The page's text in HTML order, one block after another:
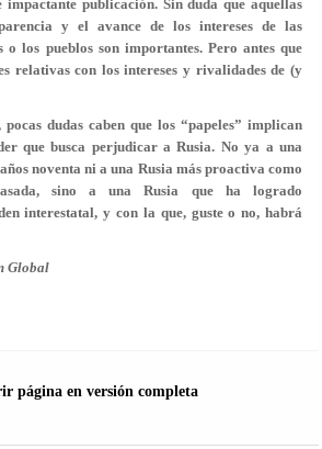
publicación. Sin duda que aquellas
y el avance de los intereses de las
o los pueblos son importantes. Pero antes que
relativas con los intereses y rivalidades de (y
dudas caben que los “papeles” implican
que busca perjudicar a Rusia. No ya a una
noventa ni a una Rusia más proactiva como
sino a una Rusia que ha logrado
interestatal, y con la que, guste o no, habrá
Global
página en versión completa